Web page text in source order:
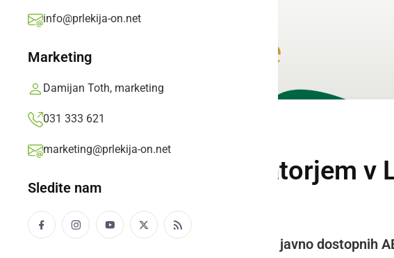
info@prlekija-on.net
Marketing
Damijan Toth, marketing
031 333 621
marketing@prlekija-on.net
Sledite nam
Z novim defibrilatorjem v
občanov
Nova naprava dopolnjuje mrežo javno dostopnih